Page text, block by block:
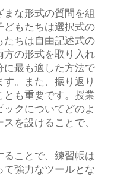
まな形式の質問を組
どもたちは選択式の
たちは自由記述式の
方の形式を取り入れ
に最も適した方法で
。また、振り返り
も重要です。授業
クについてどのよ
を設けることで、
ることで、練習帳は
て強力なツールとな